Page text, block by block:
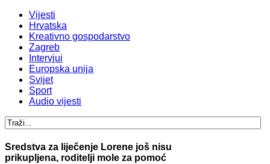
Vijesti
Hrvatska
Kreativno gospodarstvo
Zagreb
Intervjui
Europska unija
Svijet
Sport
Audio vijesti
Sredstva za liječenje Lorene još nisu
prikupljena, roditelji mole za pomoć